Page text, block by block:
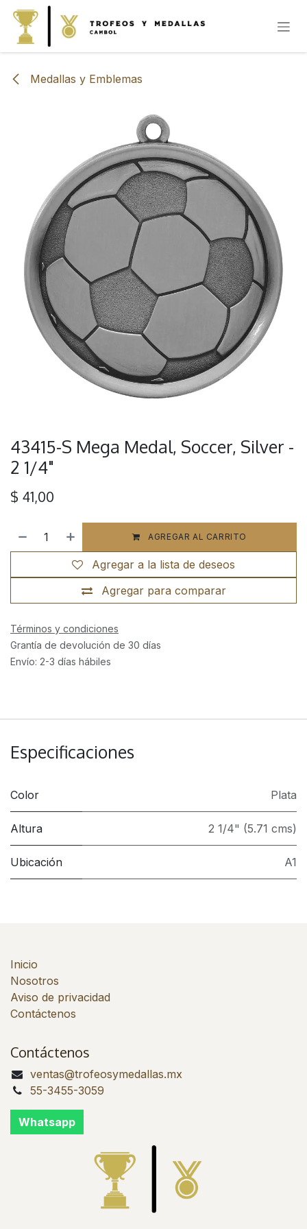
IR AL CONTENIDO
Medallas y Emblemas
43415-S Mega Medal, Soccer, Silver -
2 1/4"
$ 41,00
AGREGAR AL CARRITO
Agregar para comparar
Agregar a la lista de deseos
Términos y condiciones
Grantía de devolución de 30 días
Envío: 2-3 días hábiles
Especificaciones
Color Plata
Altura 2 1/4" (5.71 cms)
Ubicación A1
Inicio
Nosotros
Aviso de privacidad
Contáctenos
Contáctenos
ventas@trofeosymedallas.mx
55-3455-3059
Whatsapp